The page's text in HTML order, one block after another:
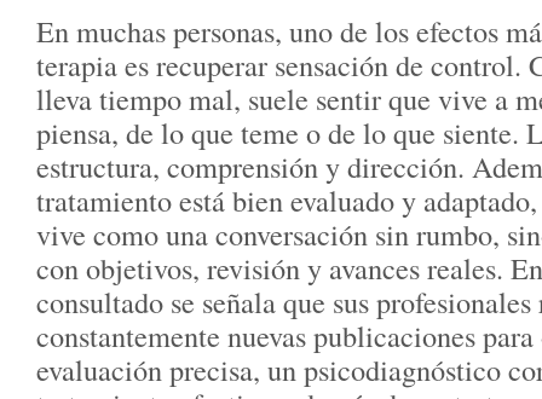
En muchas personas, uno de los efectos
terapia es recuperar sensación de control.
lleva tiempo mal, suele sentir que vive a
piensa, de lo que teme o de lo que siente.
estructura, comprensión y dirección.
tratamiento está bien evaluado y
vive como una conversación sin rumbo,
con objetivos, revisión y avances reales.
consultado se señala que sus profesionales
constantemente nuevas publicaciones
evaluación precisa, un psicodiagnóstico